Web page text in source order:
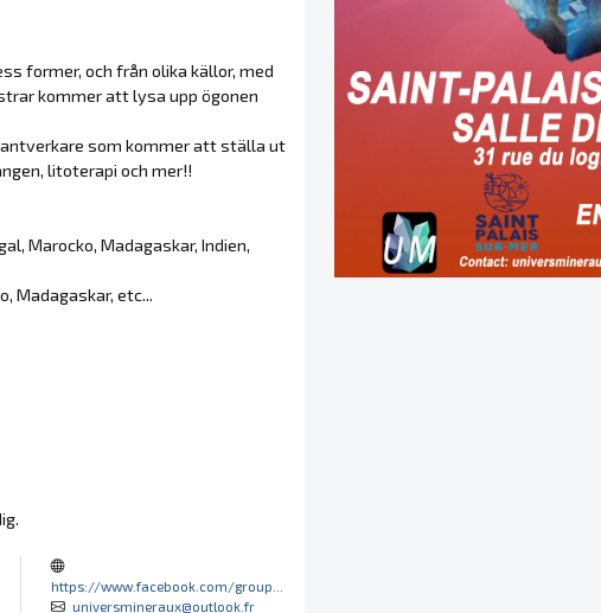
former, och från olika källor, med
kommer att lysa upp ögonen
som kommer att ställa ut
litoterapi och mer!!
Marocko, Madagaskar, Indien,
Madagaskar, etc...
https://www.facebook.com/group...
universmineraux@outlook.fr